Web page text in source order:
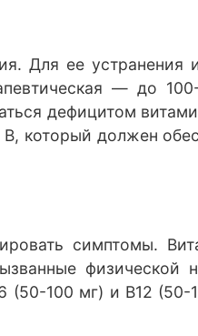
Для ее устранения
— до
дефицитом
который должен
симптомы.
физической
(50-100 мг) и В12